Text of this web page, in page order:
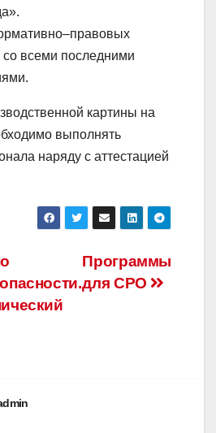
со всеми последними
картины на
выполнять
наряду с аттестацией
Программы
для СРО